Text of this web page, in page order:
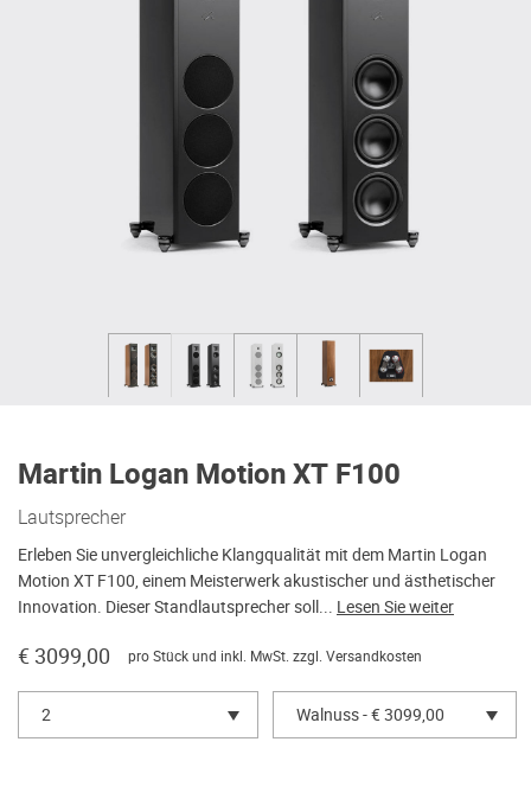
Martin Logan Motion XT F100
Lautsprecher
Erleben Sie unvergleichliche Klangqualität mit dem Martin Logan
Motion XT F100, einem Meisterwerk akustischer und ästhetischer
Innovation. Dieser Standlautsprecher soll... Lesen Sie weiter
€ 3099,00 pro Stück und inkl. MwSt. zzgl. Versandkosten
2 Walnuss - € 3099,00